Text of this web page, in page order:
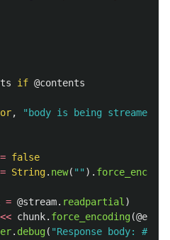
if @contents
, "body is being streamed"
= false
= String. new( "" ).
= @stream. readpartial )
<< chunk. force_encoding(
. debug( "Response body: #{